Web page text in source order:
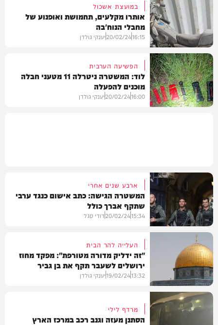
חדשות
חדשות
במועצת אשכול
אותרו מקלעים, תחמושת ואופנוע של
מחבלי הנוח'בה
16:15
20/02/24יענקי גולדן
הפשיעה הערבית
לוד: המשטרה ניטרלה 11 מטעני חבלה
מוכנים להפעלה
16:00
20/02/24יענקי גולדן
משפט
ארבע שנים אחרי
המשטרה הגישה: כתב אישום כנגד ערבי
שתקף אברך כולל
15:34
20/02/24דודי סגל
העלייה להר הבית
"זה ידליק מדורה מטורפת": מפקד מחוז
ירושלים לשעבר תקף את בן גביר
13:32
19/02/24יענקי גולדן
מרדף לילי
הסתנן מעזה וגנב רכב במרכז הארץ